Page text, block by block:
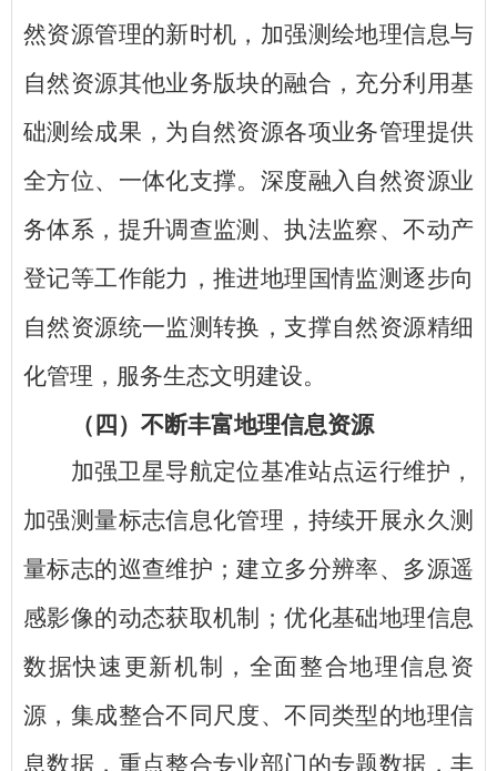
然资源管理的新时机，加强测绘地理信息与
自然资源其他业务版块的融合，充分利用基
础测绘成果，为自然资源各项业务管理提供
全方位、一体化支撑。深度融入自然资源业
务体系，提升调查监测、执法监察、不动产
登记等工作能力，推进地理国情监测逐步向
自然资源统一监测转换，支撑自然资源精细
化管理，服务生态文明建设。
（四）不断丰富地理信息资源
加强卫星导航定位基准站点运行维护，
加强测量标志信息化管理，持续开展永久测
量标志的巡查维护；建立多分辨率、多源遥
感影像的动态获取机制；优化基础地理信息
数据快速更新机制，全面整合地理信息资
源，集成整合不同尺度、不同类型的地理信
息数据，重点整合专业部门的专题数据，丰